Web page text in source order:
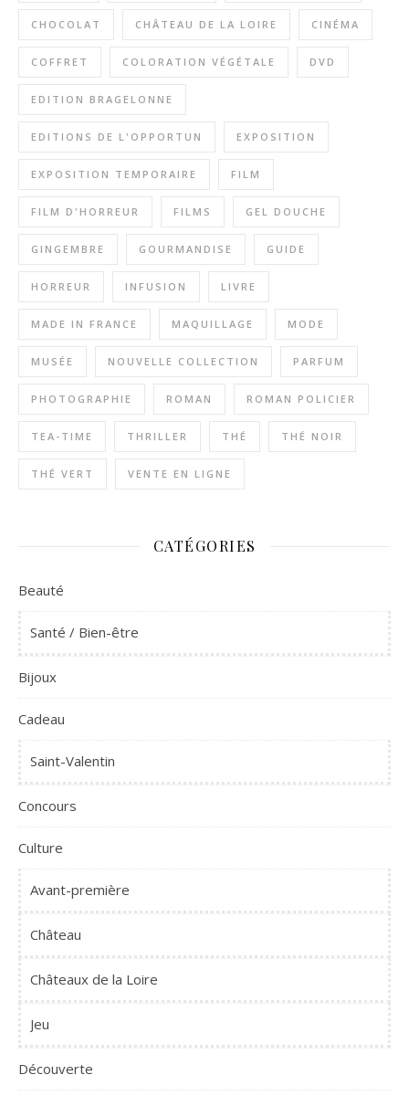
CHOCOLAT CHÂTEAU DE LA LOIRE CINÉMA
COFFRET COLORATION VÉGÉTALE DVD
EDITION BRAGELONNE
EDITIONS DE L'OPPORTUN EXPOSITION
EXPOSITION TEMPORAIRE FILM
FILM D'HORREUR FILMS GEL DOUCHE
GINGEMBRE GOURMANDISE GUIDE
HORREUR INFUSION LIVRE
MADE IN FRANCE MAQUILLAGE MODE
MUSÉE NOUVELLE COLLECTION PARFUM
PHOTOGRAPHIE ROMAN ROMAN POLICIER
TEA-TIME THRILLER THÉ THÉ NOIR
THÉ VERT VENTE EN LIGNE
CATÉGORIES
Beauté
Santé / Bien-être
Bijoux
Cadeau
Saint-Valentin
Concours
Culture
Avant-première
Château
Châteaux de la Loire
Jeu
Découverte